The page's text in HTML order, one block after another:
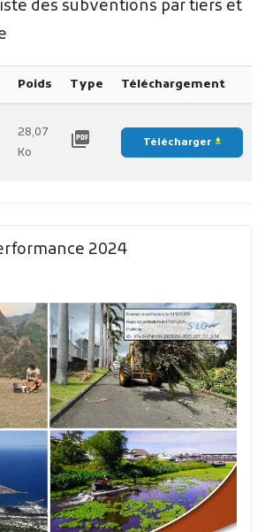
des subventions par tiers et
Poids Type Téléchargement
28,07
Ko
picture_as_pdf Télécharger file_download
2024